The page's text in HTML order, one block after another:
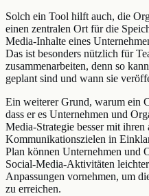
Solch ein Tool hilft auch, die
einen zentralen Ort für die
Media-Inhalte eines
Das ist besonders nützlich für
zusammenarbeiten, denn so
geplant sind und wann sie
Ein weiterer Grund, warum ein
dass er es Unternehmen und
Media-Strategie besser mit
Kommunikationszielen in
Plan können Unternehmen und
Social-Media-Aktivitäten
Anpassungen vornehmen, um
zu erreichen.